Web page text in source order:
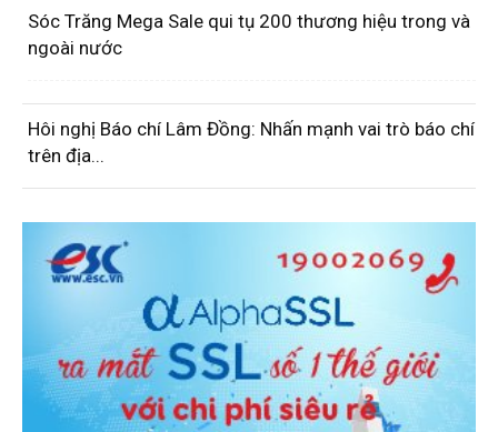
Sóc Trăng Mega Sale qui tụ 200 thương hiệu trong và
ngoài nước
Hôi nghị Báo chí Lâm Đồng: Nhấn mạnh vai trò báo chí
trên địa...